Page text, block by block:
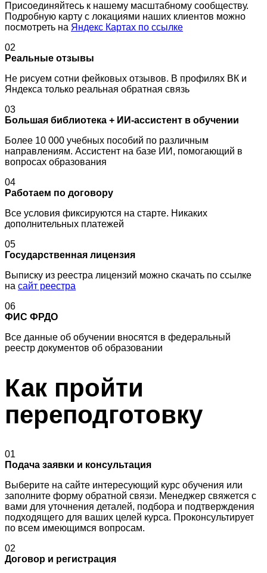
Присоединяйтесь к нашему масштабному сообществу.
Подробную карту с локациями наших клиентов можно
посмотреть на Яндекс Картах по ссылке
02
Реальные отзывы
Не рисуем сотни фейковых отзывов. В профилях ВК и
Яндекса только реальная обратная связь
03
Большая библиотека + ИИ-ассистент в обучении
Более 10 000 учебных пособий по различным
направлениям. Ассистент на базе ИИ, помогающий в
вопросах образования
04
Работаем по договору
Все условия фиксируются на старте. Никаких
дополнительных платежей
05
Государственная лицензия
Выписку из реестра лицензий можно скачать по ссылке
на сайт реестра
06
ФИС ФРДО
Все данные об обучении вносятся в федеральный
реестр документов об образовании
Как пройти
переподготовку
01
Подача заявки и консультация
Выберите на сайте интересующий курс обучения или
заполните форму обратной связи. Менеджер свяжется с
вами для уточнения деталей, подбора и подтверждения
подходящего для ваших целей курса. Проконсультирует
по всем имеющимся вопросам.
02
Договор и регистрация